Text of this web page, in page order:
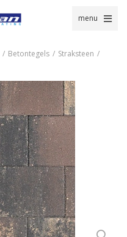
menu
/ Betontegels / Straksteen /